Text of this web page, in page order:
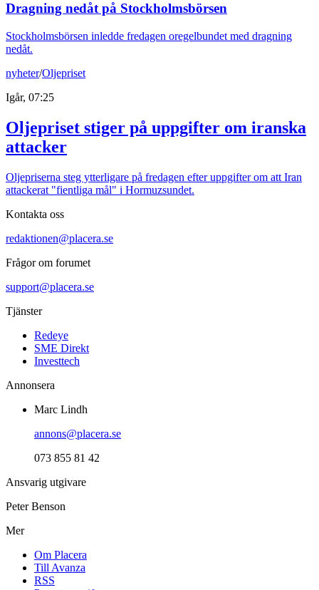
Dragning nedåt på Stockholmsbörsen
Stockholmsbörsen inledde fredagen oregelbundet med dragning
nedåt.
nyheter/Oljepriset
Igår, 07:25
Oljepriset stiger på uppgifter om iranska
attacker
Oljepriserna steg ytterligare på fredagen efter uppgifter om att Iran
attackerat "fientliga mål" i Hormuzsundet.
Kontakta oss
redaktionen@placera.se
Frågor om forumet
support@placera.se
Tjänster
Redeye
SME Direkt
Investtech
Annonsera
Marc Lindh
annons@placera.se
073 855 81 42
Ansvarig utgivare
Peter Benson
Mer
Om Placera
Till Avanza
RSS